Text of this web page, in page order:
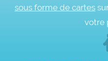
sous forme de cartes
votre